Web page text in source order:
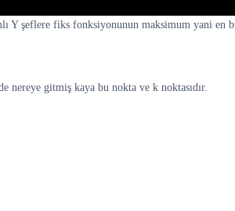
Y şeflere fiks fonksiyonunun maksimum yani en
nereye gitmiş kaya bu nokta ve k noktasıdır.